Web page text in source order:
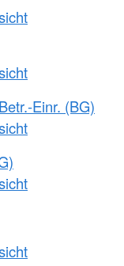
Einr. (BG)